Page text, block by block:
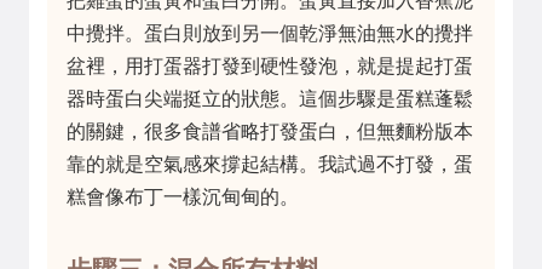
中攪拌。蛋白則放到另一個乾淨無油無水的攪拌
盆裡，用打蛋器打發到硬性發泡，就是提起打蛋
器時蛋白尖端挺立的狀態。這個步驟是蛋糕蓬鬆
的關鍵，很多食譜省略打發蛋白，但無麵粉版本
靠的就是空氣感來撐起結構。我試過不打發，蛋
糕會像布丁一樣沉甸甸的。